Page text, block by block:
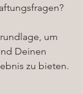
um
Deinen
zu bieten.